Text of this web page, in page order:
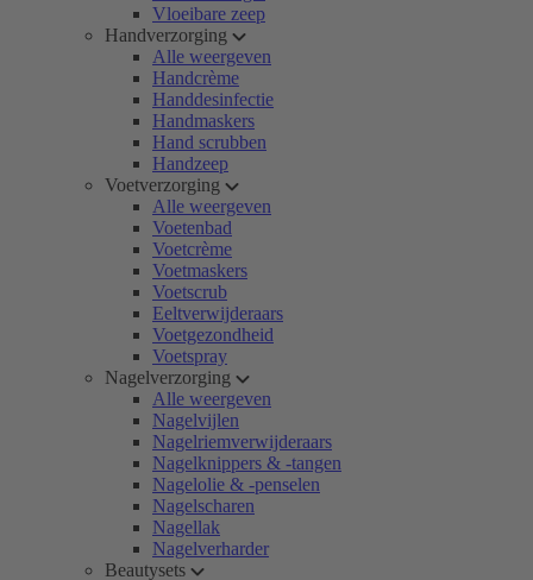
Vloeibare zeep
Handverzorging
Alle weergeven
Handcrème
Handdesinfectie
Handmaskers
Hand scrubben
Handzeep
Voetverzorging
Alle weergeven
Voetenbad
Voetcrème
Voetmaskers
Voetscrub
Eeltverwijderaars
Voetgezondheid
Voetspray
Nagelverzorging
Alle weergeven
Nagelvijlen
Nagelriemverwijderaars
Nagelknippers & -tangen
Nagelolie & -penselen
Nagelscharen
Nagellak
Nagelverharder
Beautysets